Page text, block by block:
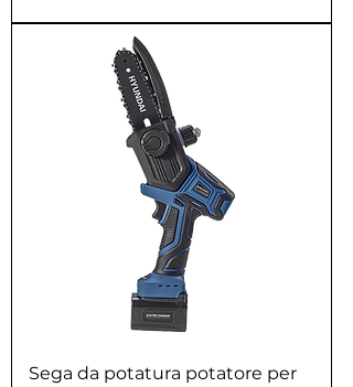
Sega da potatura potatore per